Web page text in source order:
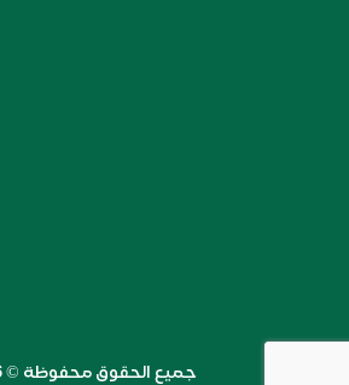
جميع الحقوق محفوظة ©️ 2026